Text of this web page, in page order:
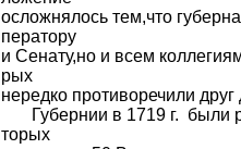
осложнялось тем,что
ператору
и Сенату,но и всем
рых
нередко противоречили друг
Губернии в 1719 г. были
торых